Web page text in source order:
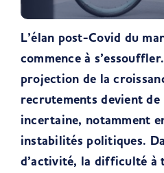
L’élan post-Covid du
commence à
projection de la
recrutements devient de
incertaine, notamment
instabilités politiques.
d’activité, la difficulté à